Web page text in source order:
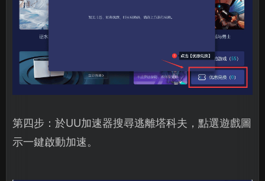
第四步：於UU加速器搜尋逃離塔科夫，點選遊戲圖
示一鍵啟動加速。